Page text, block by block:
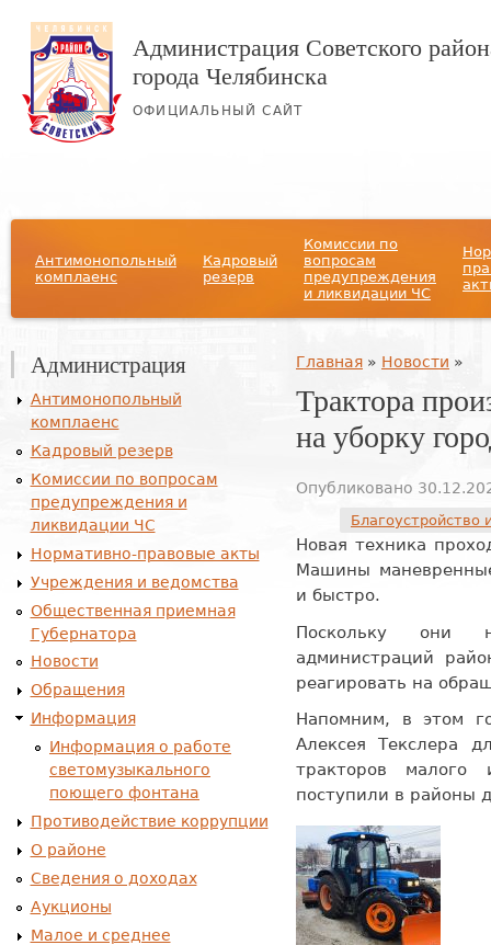
Администрация Советского
города Челябинска
ОФИЦИАЛЬНЫЙ САЙТ
Антимонопольный
комплаенс
Кадровый
резерв
Комиссии по
вопросам
предупреждения
и ликвидации ЧС
Вы здесь
Главная » Новости »
Трактора
на уборку
Опубликовано
Новая техника
Машины
и быстро.
Поскольку они
администраций
реагировать на
Напомним, в этом
Алексея Текслера
тракторов
поступили в районы
Администрация
Антимонопольный
комплаенс
Кадровый резерв
Комиссии по вопросам
предупреждения и
ликвидации ЧС
Нормативно-правовые акты
Учреждения и ведомства
Общественная приемная
Губернатора
Новости
Обращения
Информация
Информация о работе
светомузыкального
поющего фонтана
Противодействие коррупции
О районе
Сведения о доходах
Аукционы
Малое и среднее